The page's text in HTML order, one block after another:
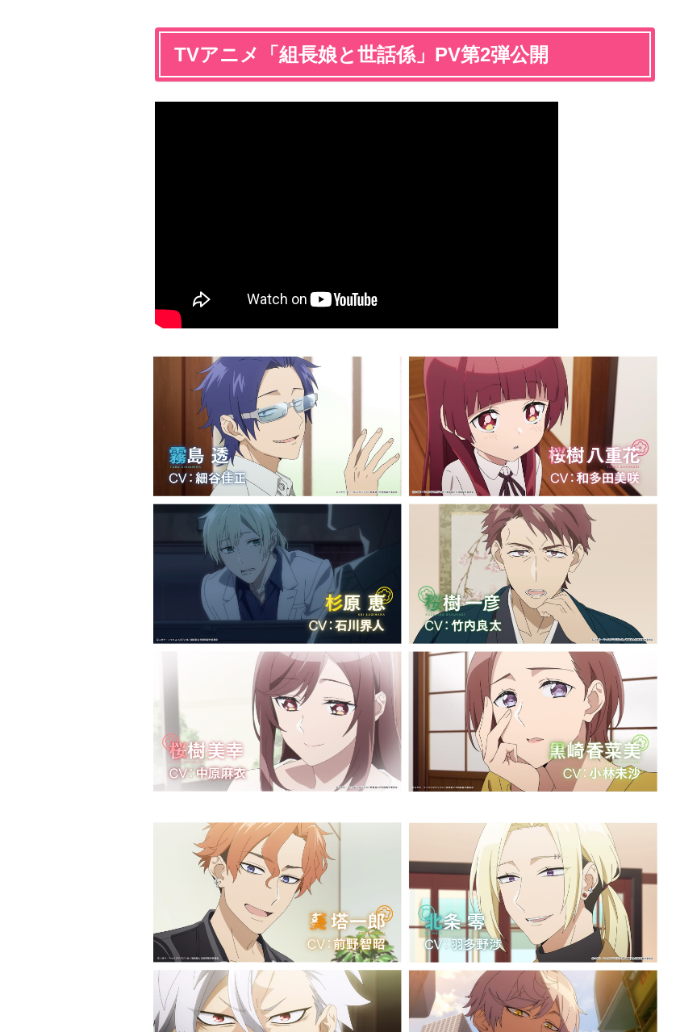
TVアニメ「組長娘と世話係」PV第2弾公開